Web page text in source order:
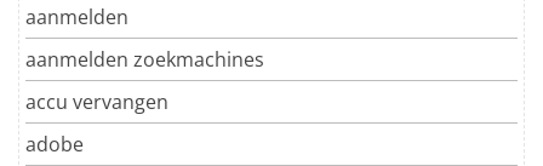
aanmelden
aanmelden zoekmachines
accu vervangen
adobe